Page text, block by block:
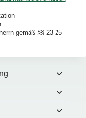
gemäß §§ 23-25